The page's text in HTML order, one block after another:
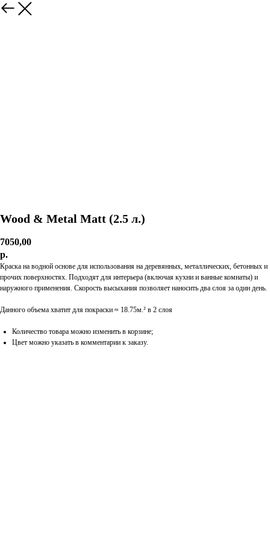
Wood & Metal Matt (2.5 л.)
7050,00
р.
Краска на водной основе для использования на деревянных, металлических, бетонных и
прочих поверхностях. Подходят для интерьера (включая кухни и ванные комнаты) и
наружного применения. Скорость высыхания позволяет наносить два слоя за один день.
Данного объема хватит для покраски ≈ 18.75м.² в 2 слоя
Количество товара можно изменить в корзине;
Цвет можно указать в комментарии к заказу.